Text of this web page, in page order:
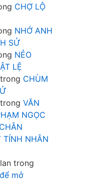
CHỢ LỘ
NHỚ ANH
SỬ
NẺO
LỆ
trong CHÙM
trong VĂN
NGỌC
TÍNH NHÂN
trong
mở